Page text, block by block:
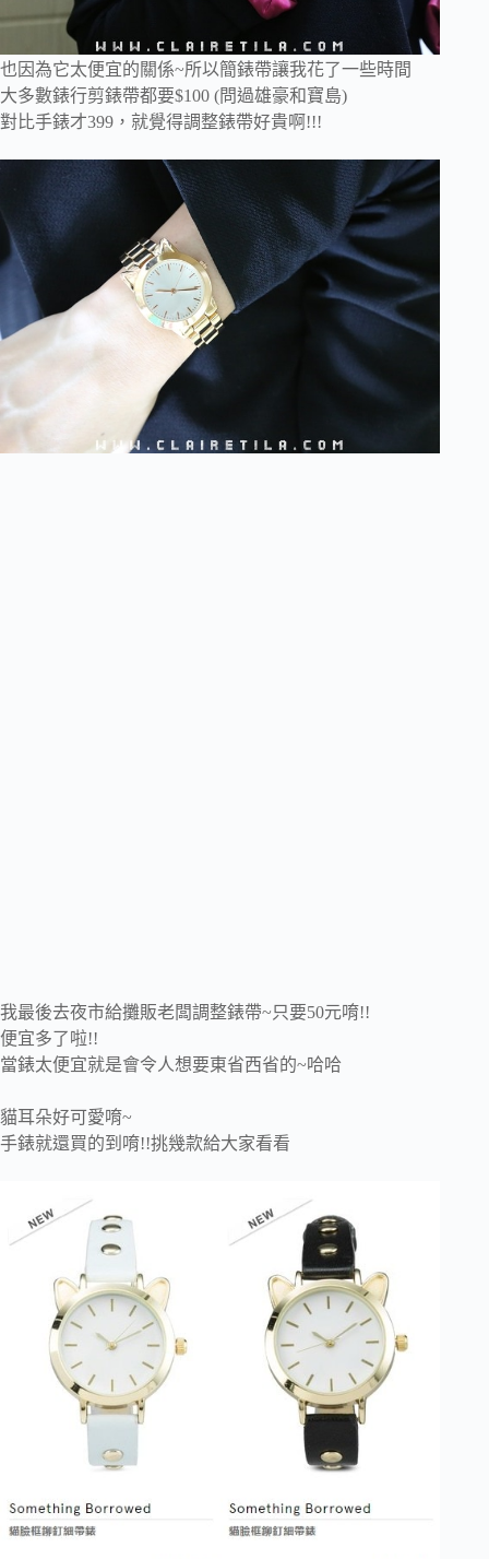
也因為它太便宜的關係~所以簡錶帶讓我花了一些時間
大多數錶行剪錶帶都要$100 (問過雄豪和寶島)
對比手錶才399，就覺得調整錶帶好貴啊!!!
我最後去夜市給攤販老闆調整錶帶~只要50元唷!!
便宜多了啦!!
當錶太便宜就是會令人想要東省西省的~哈哈
貓耳朵好可愛唷~
手錶就還買的到唷!!挑幾款給大家看看